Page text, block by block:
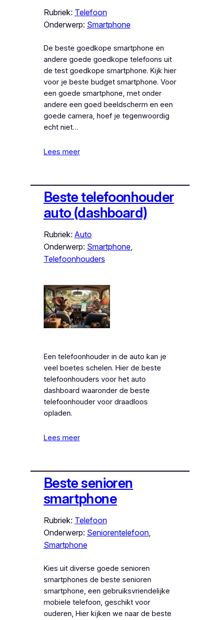
Rubriek: Telefoon
Onderwerp: Smartphone
De beste goedkope smartphone en
andere goede goedkope telefoons uit
de test goedkope smartphone. Kijk hier
voor je beste budget smartphone. Voor
een goede smartphone, met onder
andere een goed beeldscherm en een
goede camera, hoef je tegenwoordig
echt niet…
Lees meer
Beste telefoonhouder
auto (dashboard)
Rubriek: Auto
Onderwerp: Smartphone
Telefoonhouders
Een telefoonhouder in de auto kan je
veel boetes schelen. Hier de beste
telefoonhouders voor het auto
dashboard waaronder de beste
telefoonhouder voor draadloos
opladen.
Lees meer
Beste senioren
smartphone
Rubriek: Telefoon
Onderwerp: Seniorentelefoon
Smartphone
Kies uit diverse goede senioren
smartphones de beste senioren
smartphone, een gebruiksvriendelijke
mobiele telefoon, geschikt voor
ouderen, Hier kijken we naar de beste